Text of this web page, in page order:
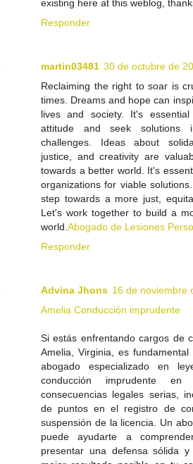
existing here at this weblog,
Responder
martin03481 30 de octubre de
Reclaiming the right to soar is
times. Dreams and hope can
lives and society. It's
attitude and seek solutions
challenges. Ideas about
justice, and creativity are
towards a better world. It's
organizations for viable
step towards a more just,
Let's work together to build a
world. Abogado de Lesiones
Responder
Advina Jhons 16 de noviembre
Amelia Conducción imprudente
Si estás enfrentando cargos de
Amelia, Virginia, es
abogado especializado en
conducción imprudente
consecuencias legales serias,
de puntos en el registro de
suspensión de la licencia. Un
puede ayudarte a
presentar una defensa sólida